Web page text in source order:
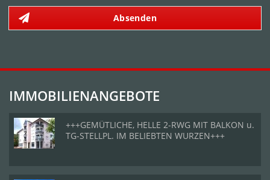
Absenden
IMMOBILIENANGEBOTE
+++GEMÜTLICHE, HELLE 2-RWG MIT BALKON u.
TG-STELLPL. IM BELIEBTEN WURZEN+++